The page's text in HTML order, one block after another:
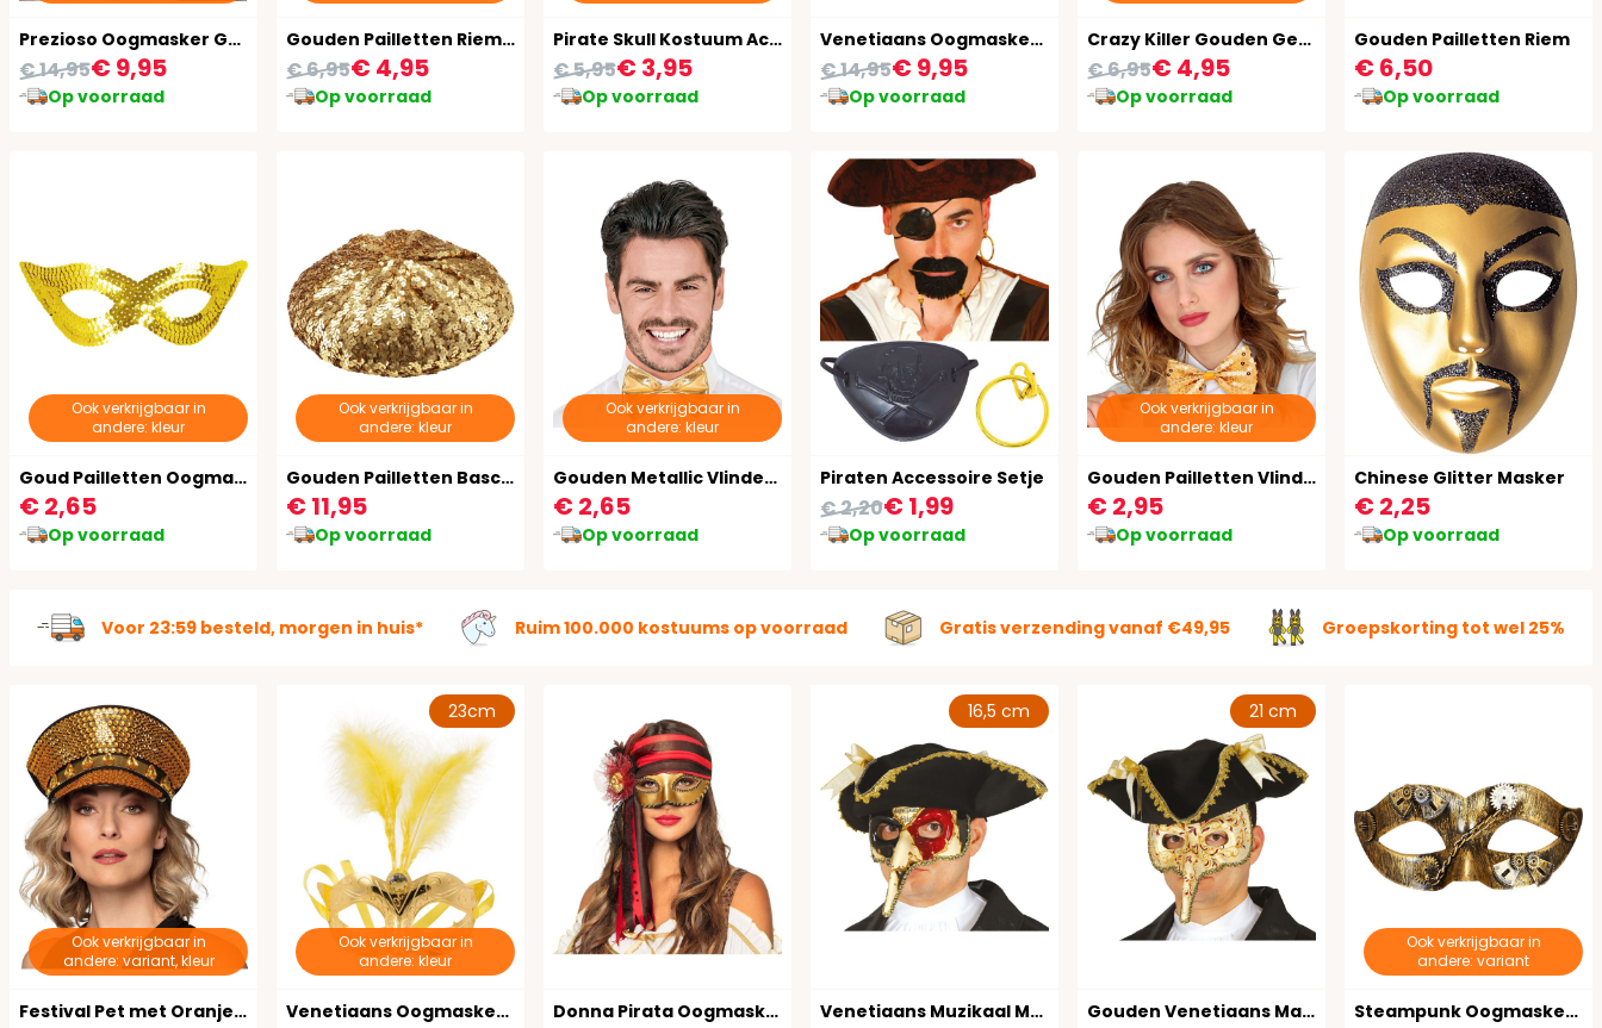
Prezioso Oogmasker Goud
€ 9,95
€ 14,95
Op voorraad
Gouden Pailletten Riem Stretch
€ 4,95
€ 6,95
Op voorraad
Pirate Skull Kostuum Accessoires Set
€ 3,95
€ 5,95
Op voorraad
Venetiaans Oogmasker Goud
€ 9,95
€ 14,95
Op voorraad
Crazy Killer Gouden Gezichtsmasker met Kap Halloween
€ 4,95
€ 6,95
Op voorraad
Gouden Pailletten Riem
€ 6,50
Op voorraad
Ook verkrijgbaar in
andere: kleur
Goud Pailletten Oogmasker
€ 2,65
Op voorraad
Ook verkrijgbaar in
andere: kleur
Gouden Pailletten Basco Muts
€ 11,95
Op voorraad
Ook verkrijgbaar in
andere: kleur
Gouden Metallic Vlinderdas
€ 2,65
Op voorraad
Piraten Accessoire Setje
€ 1,99
€ 2,20
Op voorraad
Ook verkrijgbaar in
andere: kleur
Gouden Pailletten Vlinderdas
€ 2,95
Op voorraad
Chinese Glitter Masker
€ 2,25
Op voorraad
Voor 23:59 besteld, morgen in huis* Ruim 100.000 kostuums op voorraad Gratis verzending vanaf €49,95 Groepskorting tot wel 25%
Ook verkrijgbaar in
andere: variant, kleur
Festival Pet met Oranje Juwelen
Ook verkrijgbaar in
andere: kleur
23cm
Venetiaans Oogmasker Metallic Goud met Veer Donna Pirata Oogmasker
16,5 cm
Venetiaans Muzikaal Masker met Neus
21 cm
Gouden Venetiaans Masker met Neus
Ook verkrijgbaar in
andere: variant
Steampunk Oogmasker Goud